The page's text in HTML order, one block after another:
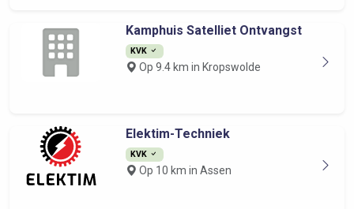
Kamphuis Satelliet Ontvangst
KVK
Op 9.4 km in Kropswolde
Elektim-Techniek
KVK
Op 10 km in Assen